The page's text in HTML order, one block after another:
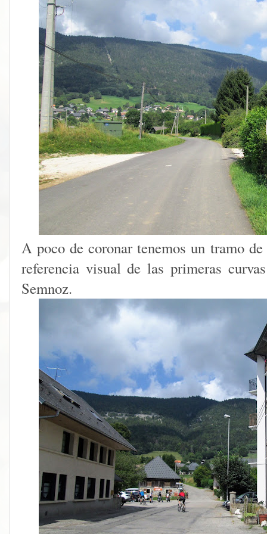
A poco de coronar tenemos un tramo
referencia visual de las primeras
Semnoz.